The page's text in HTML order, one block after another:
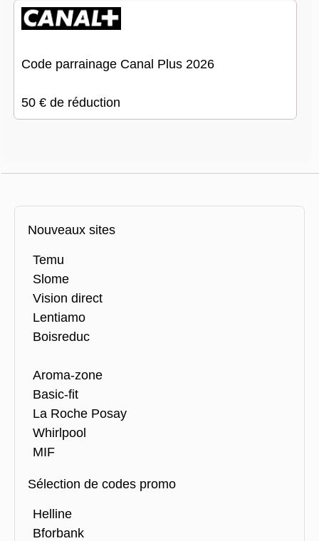
Code parrainage Canal Plus 2026
50 € de réduction
Nouveaux sites
Temu
Slome
Vision direct
Lentiamo
Boisreduc
Aroma-zone
Basic-fit
La Roche Posay
Whirlpool
MIF
Sélection de codes promo
Helline
Bforbank